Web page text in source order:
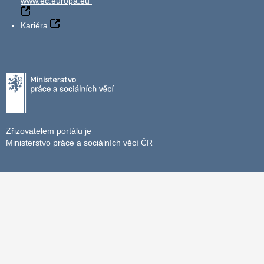
Kariéra
Zřizovatelem portálu je
Ministerstvo práce a sociálních věcí ČR